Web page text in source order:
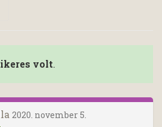
volt.
2020. november 5.